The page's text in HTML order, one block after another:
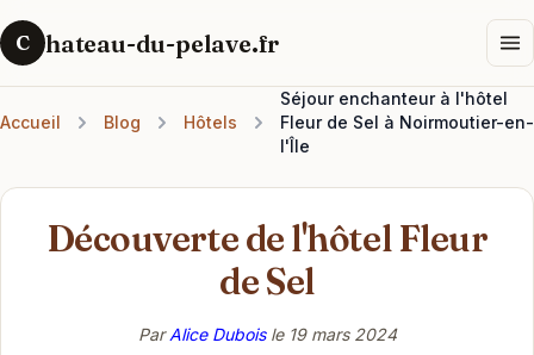
C hateau-du-pelave.fr
Accueil Blog Hôtels
Séjour enchanteur à l'hôtel
Fleur de Sel à Noirmoutier-en-
l'Île
Découverte de l'hôtel Fleur
de Sel
ParAlice Duboisle 19 mars 2024